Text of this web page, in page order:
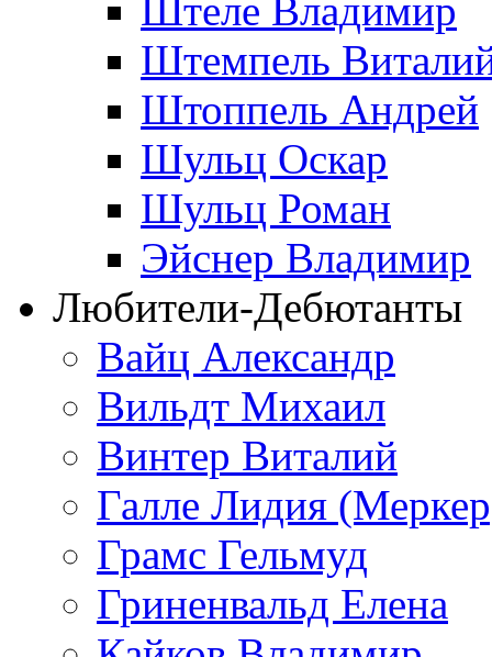
Штеле Владимир
Штемпель
Штоппель Андрей
Шульц Оскар
Шульц Роман
Эйснер Владимир
Любители-Дебютанты
Вайц Александр
Вильдт Михаил
Винтер Виталий
Галле Лидия
Грамс Гельмуд
Гриненвальд Елена